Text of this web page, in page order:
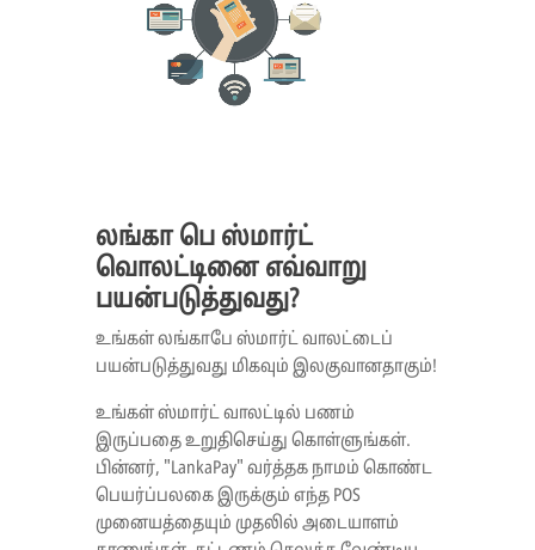
லங்கா பெ ஸ்மார்ட்
வொலட்டினை எவ்வாறு
பயன்படுத்துவது?
உங்கள் லங்காபே ஸ்மார்ட் வாலட்டைப்
பயன்படுத்துவது மிகவும் இலகுவானதாகும்!
உங்கள் ஸ்மார்ட் வாலட்டில் பணம்
இருப்பதை உறுதிசெய்து கொள்ளுங்கள்.
பின்னர், "LankaPay" வர்த்தக நாமம் கொண்ட
பெயர்ப்பலகை இருக்கும் எந்த POS
முனையத்தையும் முதலில் அடையாளம்